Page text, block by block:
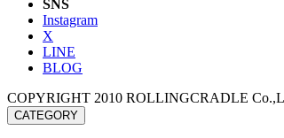
SNS
Instagram
X
LINE
BLOG
COPYRIGHT 2010 ROLLINGCRADLE
CATEGORY